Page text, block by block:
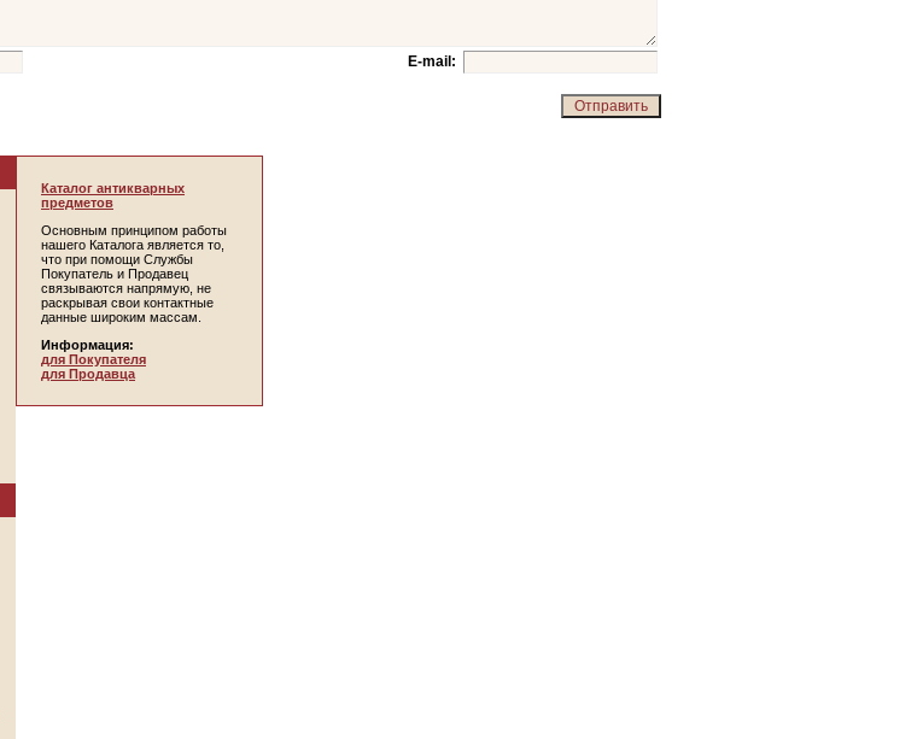
E-mail:
Каталог антикварных
предметов
Основным принципом работы
нашего Каталога является то,
что при помощи Службы
Покупатель и Продавец
связываются напрямую, не
раскрывая свои контактные
данные широким массам.
Информация:
для Покупателя
для Продавца